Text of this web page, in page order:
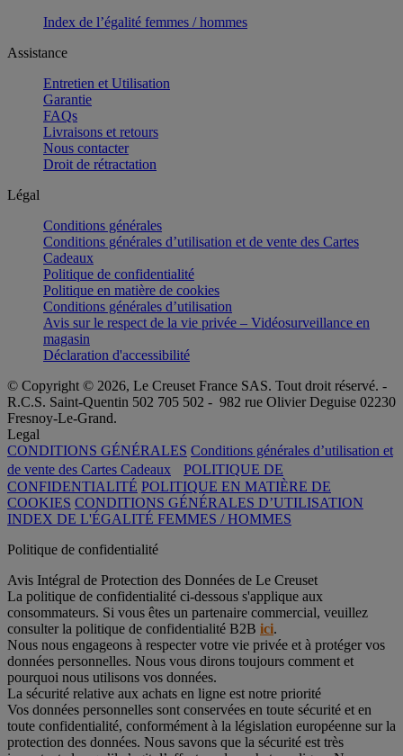
Index de l’égalité femmes / hommes
Assistance
Entretien et Utilisation
Garantie
FAQs
Livraisons et retours
Nous contacter
Droit de rétractation
Légal
Conditions générales
Conditions générales d’utilisation et de vente des Cartes
Cadeaux
Politique de confidentialité
Politique en matière de cookies
Conditions générales d’utilisation
Avis sur le respect de la vie privée – Vidéosurveillance en
magasin
Déclaration d'accessibilité
© Copyright © 2026, Le Creuset France SAS. Tout droit réservé. -
R.C.S. Saint-Quentin 502 705 502 - 982 rue Olivier Deguise 02230
Fresnoy-Le-Grand.
Legal
CONDITIONS GÉNÉRALES Conditions générales d’utilisation et
de vente des Cartes Cadeaux
POLITIQUE DE
CONFIDENTIALITÉ POLITIQUE EN MATIÈRE DE
COOKIES CONDITIONS GÉNÉRALES D’UTILISATION
INDEX DE L'ÉGALITÉ FEMMES / HOMMES
Politique de confidentialité
Avis Intégral de Protection des Données de Le Creuset
La politique de confidentialité ci-dessous s'applique aux
consommateurs. Si vous êtes un partenaire commercial, veuillez
consulter la politique de confidentialité B2B ici.
Nous nous engageons à respecter votre vie privée et à protéger vos
données personnelles. Nous vous dirons toujours comment et
pourquoi nous utilisons vos données.
La sécurité relative aux achats en ligne est notre priorité
Vos données personnelles sont conservées en toute sécurité et en
toute confidentialité, conformément à la législation européenne sur la
protection des données. Nous savons que la sécurité est très